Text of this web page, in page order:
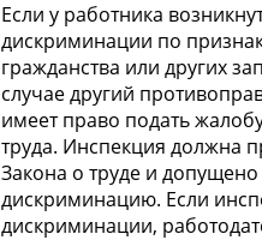
Если у работника
дискриминации по
гражданства или других
случае другий
имеет право подать
труда. Инспекция должна
Закона о труде и
дискриминацию. Если
дискриминации,